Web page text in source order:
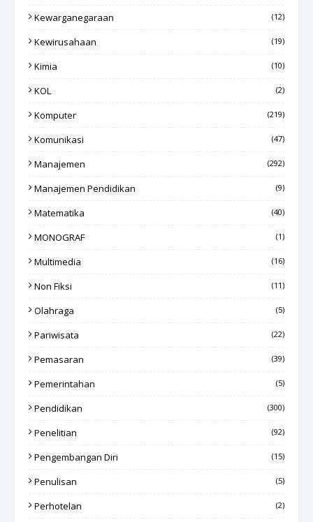
Kewarganegaraan (12)
Kewirusahaan (19)
Kimia (10)
KOL (2)
Komputer (219)
Komunikasi (47)
Manajemen (292)
Manajemen Pendidikan (9)
Matematika (40)
MONOGRAF (1)
Multimedia (16)
Non Fiksi (11)
Olahraga (5)
Pariwisata (22)
Pemasaran (39)
Pemerintahan (5)
Pendidikan (300)
Penelitian (92)
Pengembangan Diri (15)
Penulisan (5)
Perhotelan (2)